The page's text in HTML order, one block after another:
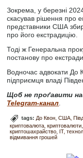
Зокрема, у березні
скасував рішення про
представники США
про його екстрадицію.
Тоді ж Генеральна
постанову про
Водночас адвокати До
підприємця владі
Щоб не проґавити
Telegram-канал
tags: До Квон США
криптовалюта криптовалюти
криптошахрайство IT
відмивання грошей